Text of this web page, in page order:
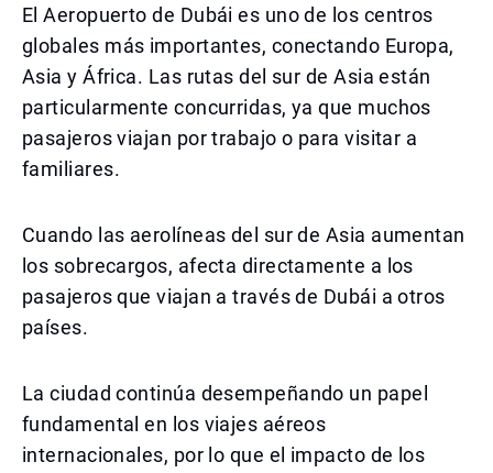
El Aeropuerto de Dubái es uno de los centros
globales más importantes, conectando Europa,
Asia y África. Las rutas del sur de Asia están
particularmente concurridas, ya que muchos
pasajeros viajan por trabajo o para visitar a
familiares.
Cuando las aerolíneas del sur de Asia aumentan
los sobrecargos, afecta directamente a los
pasajeros que viajan a través de Dubái a otros
países.
La ciudad continúa desempeñando un papel
fundamental en los viajes aéreos
internacionales, por lo que el impacto de los